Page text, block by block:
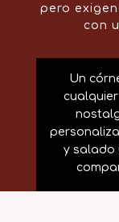
pero
con
Un
y salado